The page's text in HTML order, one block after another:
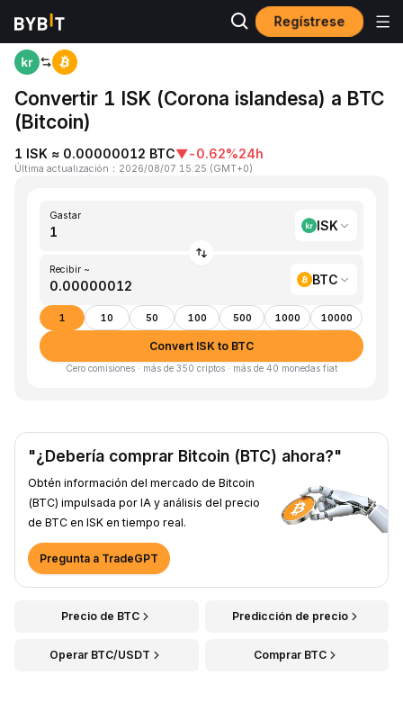
Regístrese
Inicio ISK to BTC
Convertir 1 ISK (Corona islandesa) a BTC
(Bitcoin)
1 ISK ≈ 0.00000012 BTC▼-0.62%24h
Última actualización ： 2026/08/07 15:25 (GMT+0)
Gastar
ISK
Recibir ~
BTC
1 10 50 100 500 1000 10000
Convert ISK to BTC
Cero comisiones · más de 350 criptos · más de 40 monedas fiat
"¿Debería comprar Bitcoin (BTC) ahora?"
Obtén información del mercado de Bitcoin
(BTC) impulsada por IA y análisis del precio
de BTC en ISK en tiempo real.
Pregunta a TradeGPT
Precio de BTC Predicción de precio
Operar BTC/USDT Comprar BTC